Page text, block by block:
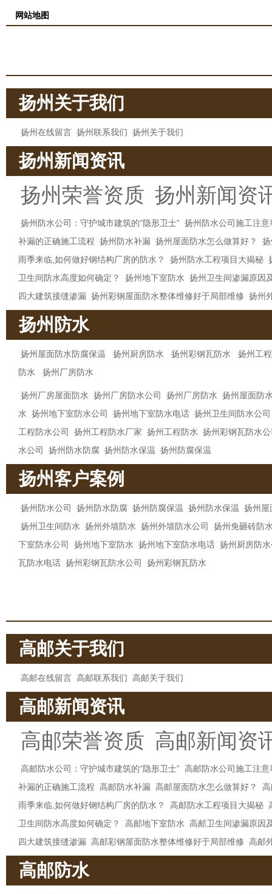
网站地图
扬州关于我们
扬州在线留言 扬州联系我们 扬州关于我们
扬州新闻资讯
扬州荣誉资质 扬州新闻资
扬州防水公司：守护城市建筑的“隐形卫士” 扬州防水公司施工注
补漏的正确施工流程 扬州防水补漏 扬州屋面防水怎么做算好？
雨季来临,如何做好钢结构厂房的防水？
扬州防水工程项目大揭秘
卫生间防水高度如何确定？
扬州地下室防水 扬州卫生间渗漏原因
四大建筑接缝渗漏 扬州彩钢屋面防水整体维修好于局部维修 扬州
扬州防水
扬州屋面防水防腐保温 扬州厨房防水 扬州彩钢瓦防水
扬州工
防水
扬州厂房防水
扬州厂房屋面防水 扬州厂房防水公司 扬州厂房防水 扬州屋面防
水 扬州地下室防水公司 扬州地下室防水电话 扬州卫生间防水公司
工程防水公司
扬州工程防水厂家 扬州工程防水 扬州彩钢瓦防水
水公司
扬州防水防腐 扬州防水保温 扬州防腐保温
扬州客户案例
扬州防水公司 扬州防水防腐 扬州防腐保温 扬州防水保温 扬州屋
扬州卫生间防水 扬州外墙防水 扬州外墙防水公司
扬州免砸砖防
下室防水公司
扬州地下室防水 扬州地下室防水电话 扬州厨房防
瓦防水电话 扬州彩钢瓦防水公司 扬州彩钢瓦防水
高邮关于我们
高邮在线留言 高邮联系我们 高邮关于我们
高邮新闻资讯
高邮荣誉资质 高邮新闻资
高邮防水公司：守护城市建筑的“隐形卫士” 高邮防水公司施工注
补漏的正确施工流程 高邮防水补漏 高邮屋面防水怎么做算好？
雨季来临,如何做好钢结构厂房的防水？
高邮防水工程项目大揭秘
卫生间防水高度如何确定？
高邮地下室防水 高邮卫生间渗漏原因
四大建筑接缝渗漏 高邮彩钢屋面防水整体维修好于局部维修 高邮
高邮防水